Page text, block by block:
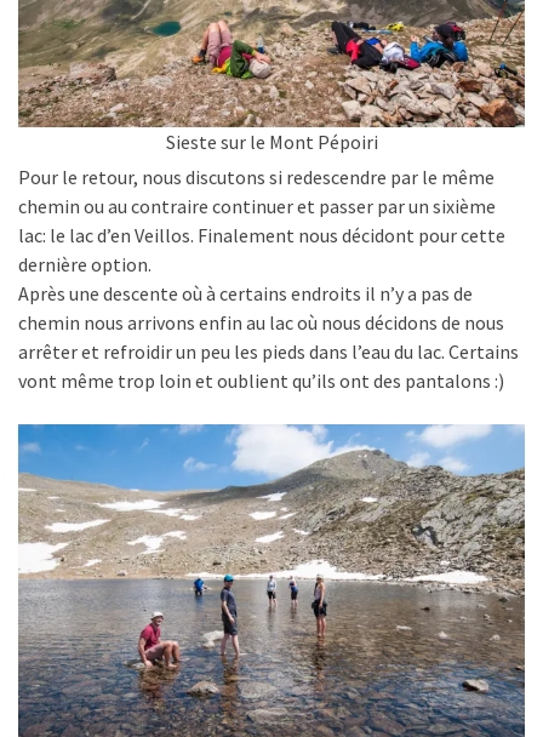
Sieste sur le Mont Pépoiri
Pour le retour, nous discutons si redescendre par le même
chemin ou au contraire continuer et passer par un sixième
lac: le lac d’en Veillos. Finalement nous décidont pour cette
dernière option.
Après une descente où à certains endroits il n’y a pas de
chemin nous arrivons enfin au lac où nous décidons de nous
arrêter et refroidir un peu les pieds dans l’eau du lac. Certains
vont même trop loin et oublient qu’ils ont des pantalons :)